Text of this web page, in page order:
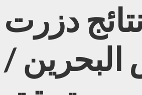
نتائج دزرت
/